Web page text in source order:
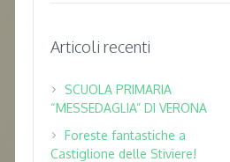
Articoli recenti
SCUOLA PRIMARIA
“MESSEDAGLIA” DI VERONA
Foreste fantastiche a
Castiglione delle Stiviere!